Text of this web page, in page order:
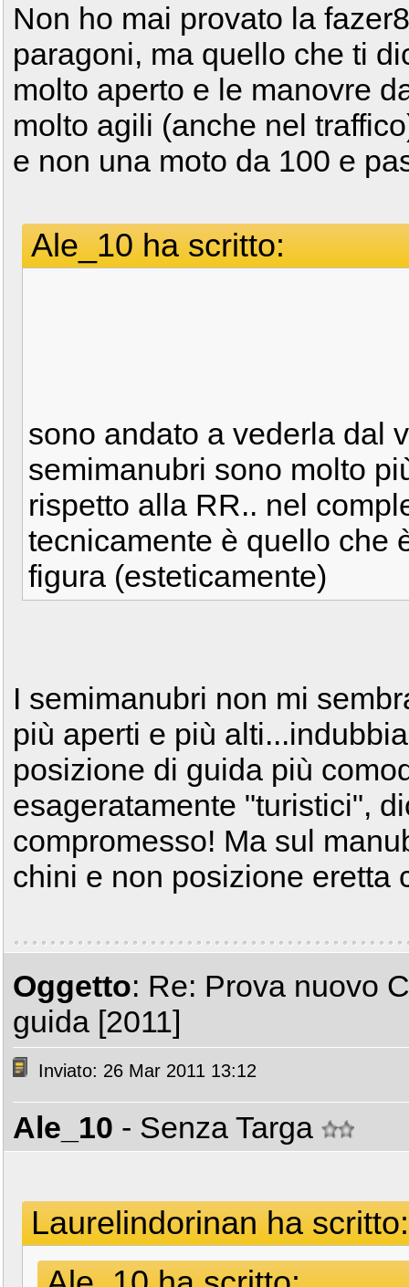
Non ho mai provato la
paragoni, ma quello che ti
molto aperto e le manovre
molto agili (anche nel
e non una moto da 100 e
Ale_10 ha scritto:
sono andato a vederla dal
semimanubri sono molto
rispetto alla RR.. nel
tecnicamente è quello che
figura (esteticamente)
I semimanubri non mi
più aperti e più
posizione di guida più
esageratamente "turistici",
compromesso! Ma sul
chini e non posizione eretta
Oggetto: Re: Prova nuovo
guida [2011]
Inviato: 26 Mar 2011 13:12
Ale_10 - Senza Targa
Laurelindorinan ha scritto: